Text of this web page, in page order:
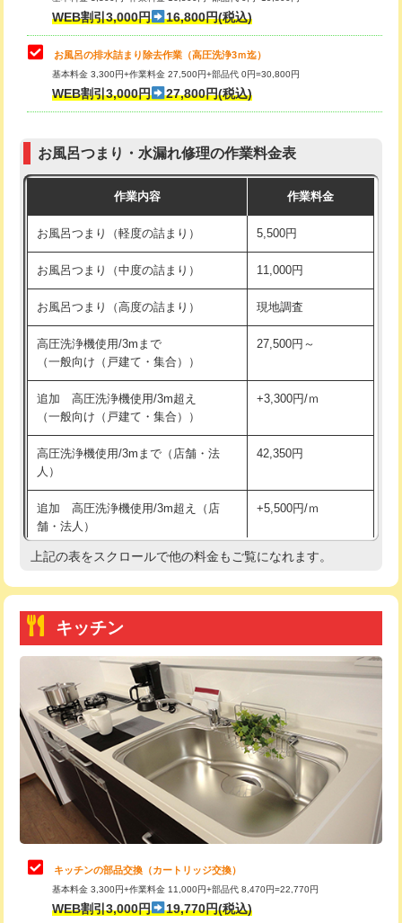
小便器トイレ脱着
その他部品の脱着 8,800円～
交換・取付（タンク）
交換・取付（普通便座） 11,000円+材料費
交換・取付（温水洗浄便座） 16,500円+材料費
交換・取付(単水栓（壁付・デッキ
式）)
13,200円+材料費
交換・取付(混合水栓（壁付・デッキ
式・ワンホール）)
16,500円+材料費
交換・取付(排水栓・排水トラップ
（P/S/ポップアップ））
22,000円+材料費
交換・取付（その他部品） 11,000円+材料費
持込商品取付（単水栓） 13,200円
持込商品取付（混合水栓）
持込商品取付（浄水器・分岐水栓） 16,500円
持込商品取付（温水洗浄便座） 22,000円
持込商品取付（普通便座⇔温水洗浄便
22,000円
給水管工事※（ホール加工)
給水管工事※（バンド止め) 3,300円
給水管工事※（支持金具設置) 5,500円
給水管工事※（保温材使用（バンド止
め込み）)
5,500円
給水管工事※（土の掘削・埋め戻し作
11,000円
給水管工事※（塩ビ管（VP・HI）使
用/3ｍまで)
給水管工事※（塩ビ管（VP・HI）使
WEB割引3,000円 16,800円(税込)
お風呂の排水詰まり除去作業（高圧洗浄3ｍ迄）
基本料金 3,300円+作業料金 27,500円+部品代 0円=30,800円
WEB割引3,000円 27,800円(税込)
お風呂つまり・水漏れ修理の作業料金表
作業内容 作業料金
お風呂つまり（軽度の詰まり） 5,500円
お風呂つまり（中度の詰まり） 11,000円
お風呂つまり（高度の詰まり） 現地調査
高圧洗浄機使用/3mまで
（一般向け（戸建て・集合））
27,500円～
追加 高圧洗浄機使用/3m超え
（一般向け（戸建て・集合））
+3,300円/ｍ
高圧洗浄機使用/3mまで（店舗・法
人）
42,350円
追加 高圧洗浄機使用/3m超え（店
舗・法人）
+5,500円/ｍ
高度高圧洗浄換 現地調査
トーラー機使用/3mまで
追加トーラー機使用/3m超え +3,300円
カメラ調査 33,000円
桝清掃 8,800円
止水・漏水調査・防水処理・清掃・修
理・調整・分解・加工など（軽作業）
11,000円
止水・漏水調査・防水処理・清掃・修
理・調整・分解・加工など（中作業）
22,000円
止水・漏水調査・防水処理・清掃・修
理・調整・分解・加工など（重作業）
33,000円
上記の表をスクロールで他の料金もご覧になれます。
キッチン
キッチンの部品交換（カートリッジ交換）
基本料金 3,300円+作業料金 11,000円+部品代 8,470円=22,770円
WEB割引3,000円 19,770円(税込)